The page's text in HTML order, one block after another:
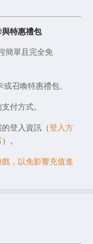
特惠禮包
簡單且完全免
召喚特惠禮包。
付方式。
登入資訊 （登入方
）。
，以免影響充值進